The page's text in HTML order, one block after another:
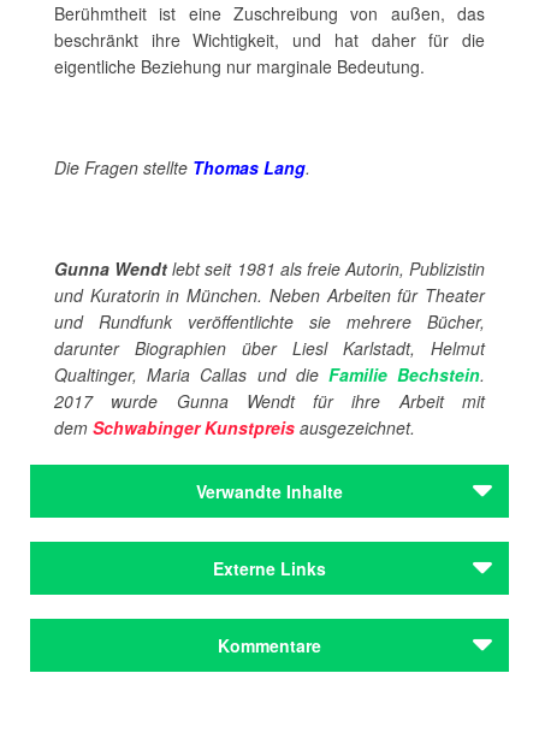
Berühmtheit ist eine Zuschreibung von außen, das
beschränkt ihre Wichtigkeit, und hat daher für die
eigentliche Beziehung nur marginale Bedeutung.
Die Fragen stellte Thomas Lang.
Gunna Wendt lebt seit 1981 als freie Autorin, Publizistin
und Kuratorin in München. Neben Arbeiten für Theater
und Rundfunk veröffentlichte sie mehrere Bücher,
darunter Biographien über Liesl Karlstadt, Helmut
Qualtinger, Maria Callas und die Familie Bechstein.
2017 wurde Gunna Wendt für ihre Arbeit mit
dem Schwabinger Kunstpreis ausgezeichnet.
Verwandte Inhalte
Mann, Erika
Mann, Klaus
Externe Links
Homepage von Gunna Wendt
Kommentare